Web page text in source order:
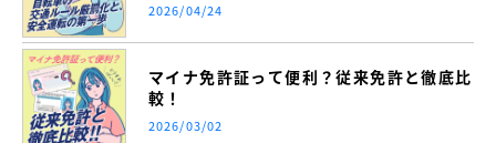
2026/04/24
マイナ免許証って便利？従来免許と徹底比
較！
2026/03/02